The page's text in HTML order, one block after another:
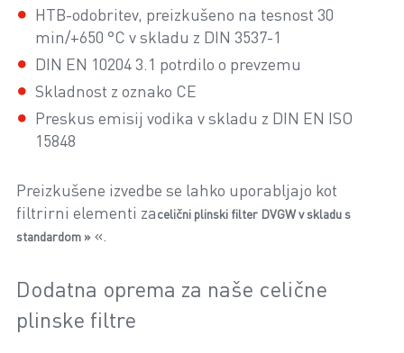
HTB-odobritev, preizkušeno na tesnost 30
min/+650 °C v skladu z DIN 3537-1
DIN EN 10204 3.1 potrdilo o prevzemu
Skladnost z oznako CE
Preskus emisij vodika v skladu z DIN EN ISO
15848
Preizkušene izvedbe se lahko uporabljajo kot
filtrirni elementi zacelični plinski filter DVGW v skladu s
standardom » «.
Dodatna oprema za naše celične
plinske filtre